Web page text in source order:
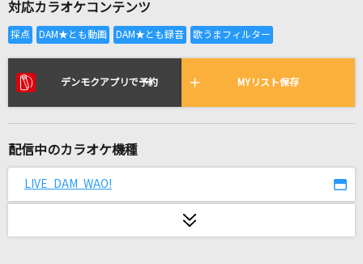
全国りれき
リアルタイムで歌われている曲の一覧
未来予想図 ～VERSION '07～
綺羅
対応カラオケコンテンツ
デンモクアプリで予約 MYリスト保存
配信中のカラオケ機種
LIVE DAM WAO!